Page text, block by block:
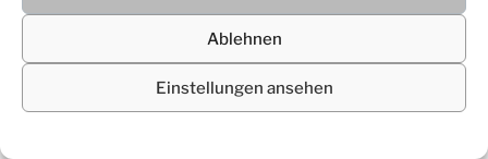
Ablehnen
Einstellungen ansehen
© 2026Christiane Lüdtke